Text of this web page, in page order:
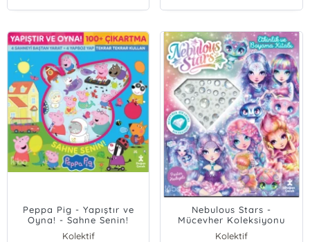
Peppa Pig - Yapıştır ve
Oyna! - Sahne Senin!
Kolektif
Nebulous Stars -
Mücevher Koleksiyonu
Etkinlik ve Boyama Kitabı
Kolektif